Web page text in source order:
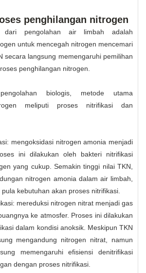
penghilangan nitrogen
dari pengolahan air limbah adalah
untuk mencegah nitrogen mencemari
secara langsung memengaruhi pemilihan
penghilangan nitrogen.
biologis, metode utama
meliputi proses nitrifikasi dan
mengoksidasi nitrogen amonia menjadi
ini dilakukan oleh bakteri nitrifikasi
yang cukup. Semakin tinggi nilai TKN,
nitrogen amonia dalam air limbah,
kebutuhan akan proses nitrifikasi.
mereduksi nitrogen nitrat menjadi gas
ke atmosfer. Proses ini dilakukan
dalam kondisi anoksik. Meskipun TKN
mengandung nitrogen nitrat, namun
memengaruhi efisiensi denitrifikasi
dengan proses nitrifikasi.